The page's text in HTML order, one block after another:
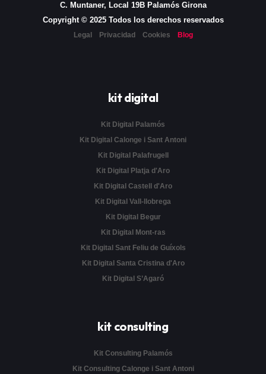
C. Muntaner, Local 19B Palamós Girona
Copyright © 2025 Todos los derechos reservados
Legal Privacidad Cookies Blog
kit digital
Kit Digital Palamós
Kit Digital Calonge i Sant Antoni
Kit Digital Palafrugell
Kit Digital Platja d'Aro
Kit Digital Castell d'Aro
Kit Digital Vall-llobrega
Kit Digital Begur
Kit Digital Mont-ras
Kit Digital Sant Feliu de Guíxols
Kit Digital Santa Cristina d'Aro
Kit Digital S’Agaró
kit consulting
Kit Consulting Palamós
Kit Consulting Calonge i Sant Antoni